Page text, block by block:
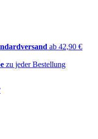
ab 42,90 €
zu jeder Bestellung